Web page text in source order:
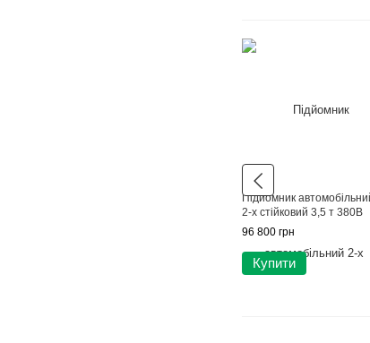
Підйомник
2-х стійковий 3,5 т 380В
96 800 грн
Купити